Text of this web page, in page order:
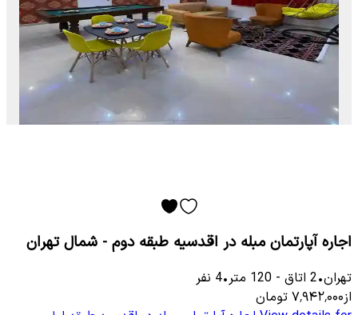
اجاره آپارتمان مبله در اقدسیه طبقه دوم - شمال تهران
تهران•
2 اتاق -
120 متر•
4 نفر
از۷٬۹۴۲٬۰۰۰ تومان